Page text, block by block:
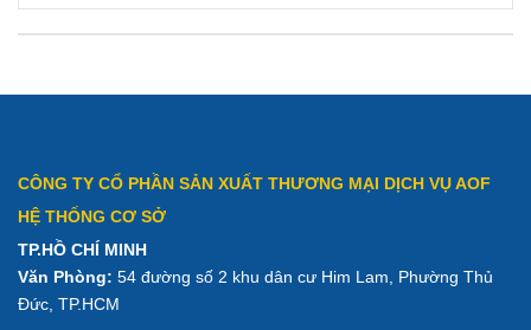
Surface và tiêu
chuẩn kỹ thuật
pháp nâng tầm
không gian
CÔNG TY CỔ PHẦN SẢN XUẤT THƯƠNG MẠI DỊCH VỤ AOF
HỆ THỐNG CƠ SỞ
TP.HỒ CHÍ MINH
Văn Phòng: 54 đường số 2 khu dân cư Him Lam, Phường Thủ
Đức, TP.HCM